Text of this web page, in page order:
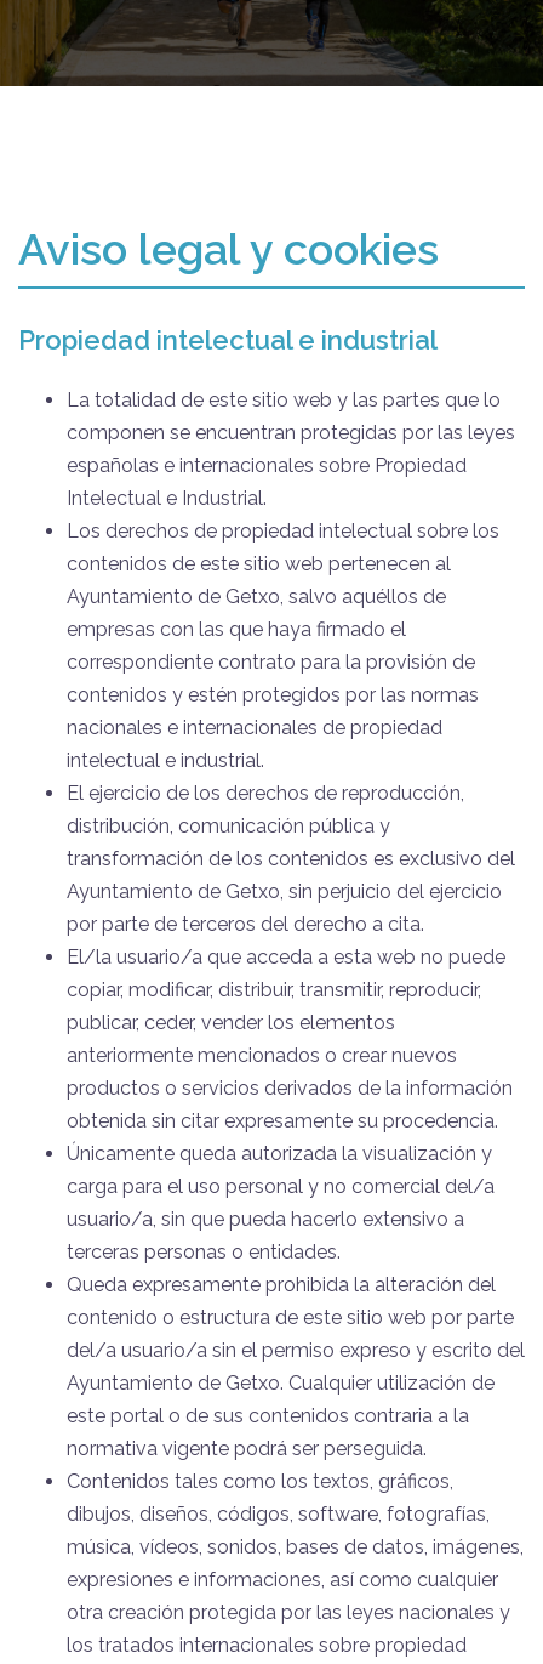
Aviso legal y cookies
Propiedad intelectual e industrial
La totalidad de este sitio web y las partes que lo
componen se encuentran protegidas por las leyes
españolas e internacionales sobre Propiedad
Intelectual e Industrial.
Los derechos de propiedad intelectual sobre los
contenidos de este sitio web pertenecen al
Ayuntamiento de Getxo, salvo aquéllos de
empresas con las que haya firmado el
correspondiente contrato para la provisión de
contenidos y estén protegidos por las normas
nacionales e internacionales de propiedad
intelectual e industrial.
El ejercicio de los derechos de reproducción,
distribución, comunicación pública y
transformación de los contenidos es exclusivo del
Ayuntamiento de Getxo, sin perjuicio del ejercicio
por parte de terceros del derecho a cita.
El/la usuario/a que acceda a esta web no puede
copiar, modificar, distribuir, transmitir, reproducir,
publicar, ceder, vender los elementos
anteriormente mencionados o crear nuevos
productos o servicios derivados de la información
obtenida sin citar expresamente su procedencia.
Únicamente queda autorizada la visualización y
carga para el uso personal y no comercial del/a
usuario/a, sin que pueda hacerlo extensivo a
terceras personas o entidades.
Queda expresamente prohibida la alteración del
contenido o estructura de este sitio web por parte
del/a usuario/a sin el permiso expreso y escrito del
Ayuntamiento de Getxo. Cualquier utilización de
este portal o de sus contenidos contraria a la
normativa vigente podrá ser perseguida.
Contenidos tales como los textos, gráficos,
dibujos, diseños, códigos, software, fotografías,
música, vídeos, sonidos, bases de datos, imágenes,
expresiones e informaciones, así como cualquier
otra creación protegida por las leyes nacionales y
los tratados internacionales sobre propiedad